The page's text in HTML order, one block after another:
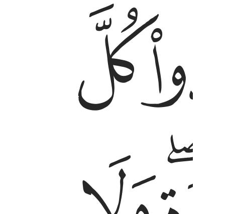
عذابهما طايفة من المومنين ٢
كُنتُمْ تُؤْمِنُونَ بِٱللَّهِ وَٱلْيَوْمِ ٱلْـَٔاخِرِ ۖ وَلْيَشْهَدْ
ﱎ